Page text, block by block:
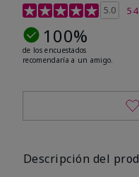
Calificación de 5.0
100%
de los encuestados
recomendaría a un amigo.
Descripción del